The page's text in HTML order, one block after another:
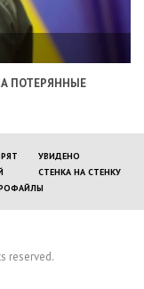
ПОТЕРЯННЫЕ
УВИДЕНО
СТЕНКА НА СТЕНКУ
reserved.